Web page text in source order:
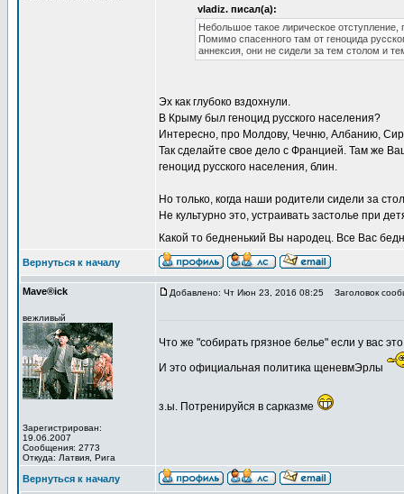
vladiz. писал(а):
Небольшое такое лирическое
Помимо спасенного там от геноцида
аннексия, они не сидели за тем столом и
Эх как глубоко вздохнули.
В Крыму был геноцид русского населения?
Интересно, про Молдову, Чечню, Албанию,
Так сделайте свое дело с Францией. Там же
геноцид русского населения, блин.
Но только, когда наши родители сидели за
Не культурно это, устраивать застолье при
Какой то бедненький Вы народец. Все Вас
Вернуться к началу
Mave®ick
вежливый
Зарегистрирован:
19.06.2007
Сообщения: 2773
Откуда: Латвия, Рига
Добавлено: Чт Июн 23, 2016 08:25 Заголовок
Что же "собирать грязное белье" если у вас
И это официальная политика щеневмЭрлы
з.ы. Потренируйся в сарказме
Вернуться к началу